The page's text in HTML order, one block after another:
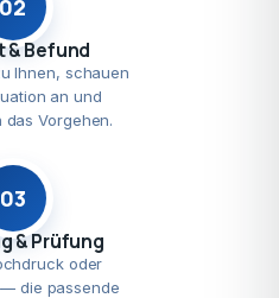
02
& Befund
Ihnen, schauen
an und
Vorgehen.
03
& Prüfung
oder
die passende